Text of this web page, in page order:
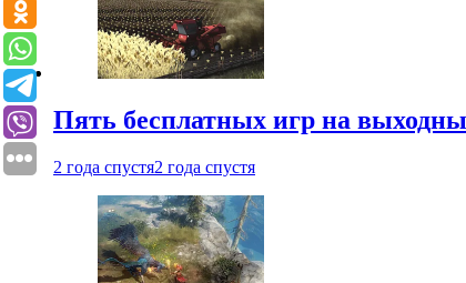
Пять бесплатных игр на
2 года спустя2 года спустя